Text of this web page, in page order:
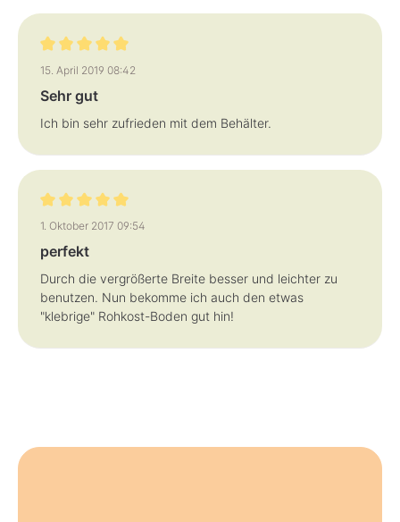
Bewertung mit 5 von 5 Sternen
15. April 2019 08:42
Sehr gut
Ich bin sehr zufrieden mit dem Behälter.
Bewertung mit 5 von 5 Sternen
1. Oktober 2017 09:54
perfekt
Durch die vergrößerte Breite besser und leichter zu
benutzen. Nun bekomme ich auch den etwas
"klebrige" Rohkost-Boden gut hin!